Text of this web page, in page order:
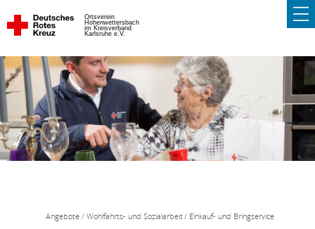
Ortsverein
Hohenwettersbach
im Kreisverband
Karlsruhe e.V.
Angebote Wohlfahrts- und Sozialarbeit Einkauf- und Bringservice